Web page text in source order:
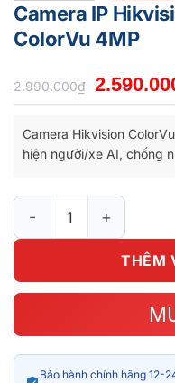
Camera IP
ColorVu 4MP
2.990.000₫
Giá
gốc
là:
Camera Hikvision
hiện người/xe AI, chống
Camera IP Hikvision
THÊM
Bảo hành chính hãng 12-